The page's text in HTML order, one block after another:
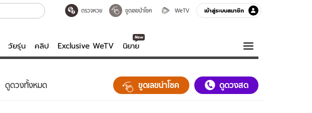
ตรวจหวย ขูดเลขนำโชค WeTV เข้าสู่ระบบสมาชิก
วัยรุ่น คลิป Exclusive WeTV นิยาย
ความรู้รอบตัว
ฮาวทู
ดูดวงทั้งหมด ขูดเลขนำโชค ดูดวงสด